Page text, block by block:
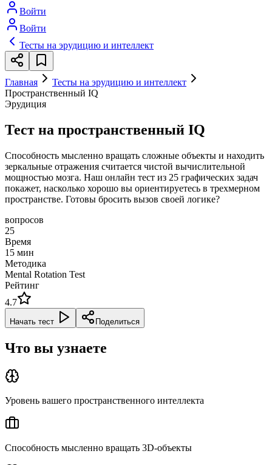
Войти
Войти
Тесты на эрудицию и интеллект
Главная
Тесты на эрудицию и интеллект
Пространственный IQ
Эрудиция
Тест на пространственный IQ
Способность мысленно вращать сложные объекты и находить
зеркальные отражения считается чистой вычислительной
мощностью мозга. Наш онлайн тест из 25 графических задач
покажет, насколько хорошо вы ориентируетесь в трехмерном
пространстве. Готовы бросить вызов своей логике?
вопросов
25
Время
15 мин
Методика
Mental Rotation Test
Рейтинг
4.7
Начать тест Поделиться
Что вы узнаете
Уровень вашего пространственного интеллекта
Способность мысленно вращать 3D-объекты